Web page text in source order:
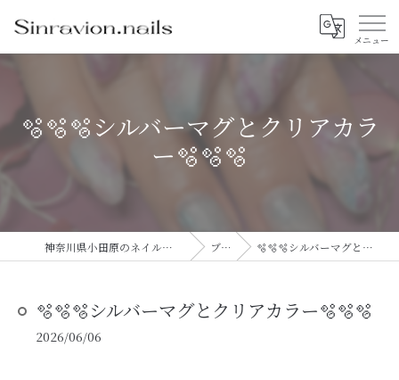
🫧🫧🫧シルバーマグとクリアカラ
ー🫧🫧🫧
神奈川県小田原のネイルならsinravision.nails ブログ 🫧🫧🫧シルバーマグとクリアカラー🫧🫧🫧
🫧🫧🫧シルバーマグとクリアカラー🫧🫧🫧
2026/06/06